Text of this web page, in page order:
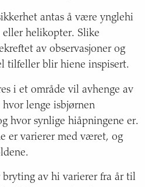
antas å være ynglehi
eller helikopter. Slike
av observasjoner og
tilfeller blir hiene inspisert.
i et område vil avhenge av
lenge isbjørnen
hvor synlige hiåpningene er.
er varierer med været, og
av hi varierer fra år til